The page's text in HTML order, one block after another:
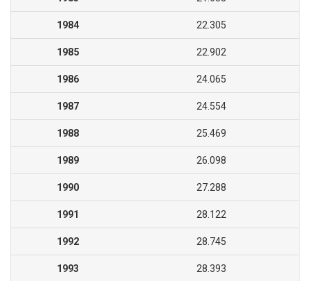
1984 22.305
1985 22.902
1986 24.065
1987 24.554
1988 25.469
1989 26.098
1990 27.288
1991 28.122
1992 28.745
1993 28.393